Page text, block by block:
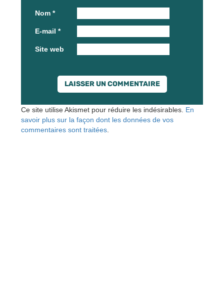
Nom *
E-mail *
Site web
Ce site utilise Akismet pour réduire les indésirables. En
savoir plus sur la façon dont les données de vos
commentaires sont traitées